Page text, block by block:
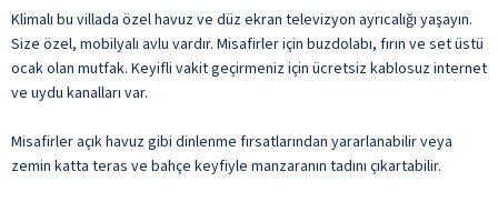
Klimalı bu villada özel havuz ve düz ekran televizyon ayrıcalığı yaşayın.
Size özel, mobilyalı avlu vardır. Misafirler için buzdolabı, fırın ve set üstü
ocak olan mutfak. Keyifli vakit geçirmeniz için ücretsiz kablosuz internet
ve uydu kanalları var.
Misafirler açık havuz gibi dinlenme fırsatlarından yararlanabilir veya
zemin katta teras ve bahçe keyfiyle manzaranın tadını çıkartabilir.